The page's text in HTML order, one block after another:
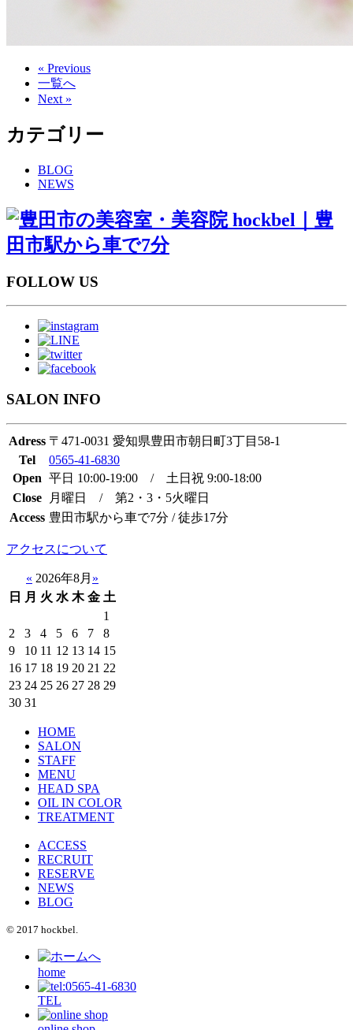
« Previous
一覧へ
Next »
カテゴリー
BLOG
NEWS
FOLLOW US
SALON INFO
Adress 〒471-0031 愛知県豊田市朝日町3丁目58-1
Tel
0565-41-6830
Open 平日 10:00-19:00 / 土日祝 9:00-18:00
Close
月曜日 / 第2・3・5火曜日
Access 豊田市駅から車で7分 / 徒歩17分
アクセスについて
« 2026年8月 »
日
月 火 水 木 金 土
1
2
3 4 5 6 7
8
9
10 11 12 13 14 15
16 17 18 19 20 21 22
23 24 25 26 27 28 29
30 31
HOME
SALON
STAFF
MENU
HEAD SPA
OIL IN COLOR
TREATMENT
ACCESS
RECRUIT
RESERVE
NEWS
BLOG
© 2017 hockbel.
home
TEL